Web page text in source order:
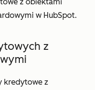
w HubSpot.
z
kredytowe z